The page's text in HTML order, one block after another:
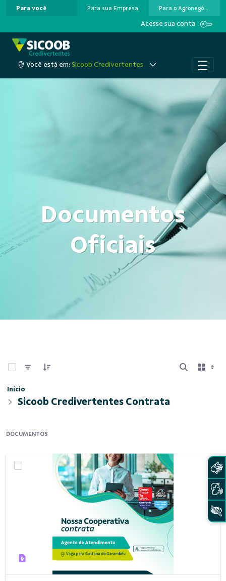
Pular para o Conteúdo principal
Para você Para sua Empresa Para o Agronegócio
Acesse sua conta
Você está em: Sicoob Credivertentes
Documentos
Oficiais
Início
Sicoob Credivertentes Contrata
DOCUMENTOS